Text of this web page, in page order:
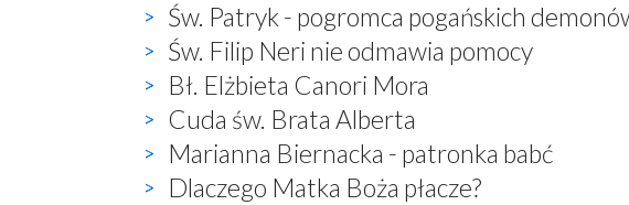
Św. Patryk - pogromca pogańskich
Św. Filip Neri nie odmawia pomocy
Bł. Elżbieta Canori Mora
Cuda św. Brata Alberta
Marianna Biernacka - patronka babć
Dlaczego Matka Boża płacze?